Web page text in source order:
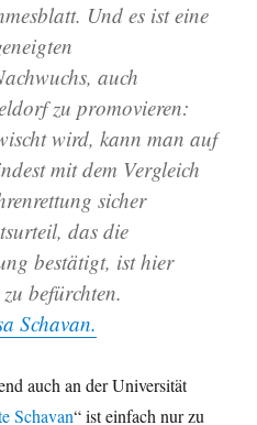
Und es ist eine
auch
zu promovieren:
wird, kann man auf
mit dem Vergleich
sicher
das die
bestätigt, ist hier
befürchten.
Schavan.
auch an der Universität
Schavan“ ist einfach nur zu